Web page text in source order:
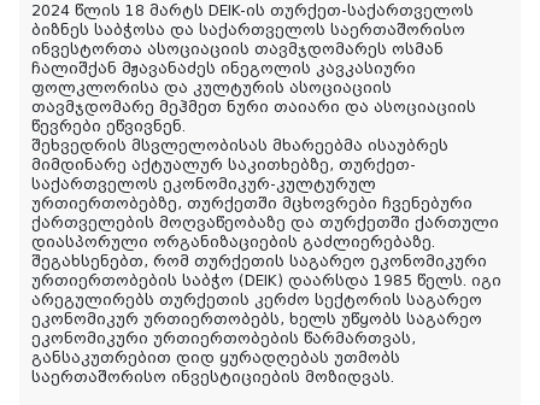
2024 წლის 18 მარტს DEIK-ის თურქეთ-საქართველოს
ბიზნეს საბჭოსა და საქართველოს საერთაშორისო
ინვესტორთა ასოციაციის თავმჯდომარეს ოსმან
ჩალიშქან მჟავანაძეს ინეგოლის კავკასიური
ფოლკლორისა და კულტურის ასოციაციის
თავმჯდომარე მეჰმეთ ნური თაიარი და ასოციაციის
წევრები ეწვივნენ.
შეხვედრის მსვლელობისას მხარეებმა ისაუბრეს
მიმდინარე აქტუალურ საკითხებზე, თურქეთ-
საქართველოს ეკონომიკურ-კულტურულ
ურთიერთობებზე, თურქეთში მცხოვრები ჩვენებური
ქართველების მოღვაწეობაზე და თურქეთში ქართული
დიასპორული ორგანიზაციების გაძლიერებაზე.
შეგახსენებთ, რომ თურქეთის საგარეო ეკონომიკური
ურთიერთობების საბჭო (DEIK) დაარსდა 1985 წელს. იგი
არეგულირებს თურქეთის კერძო სექტორის საგარეო
ეკონომიკურ ურთიერთობებს, ხელს უწყობს საგარეო
ეკონომიკური ურთიერთობების წარმართვას,
განსაკუთრებით დიდ ყურადღებას უთმობს
საერთაშორისო ინვესტიციების მოზიდვას.